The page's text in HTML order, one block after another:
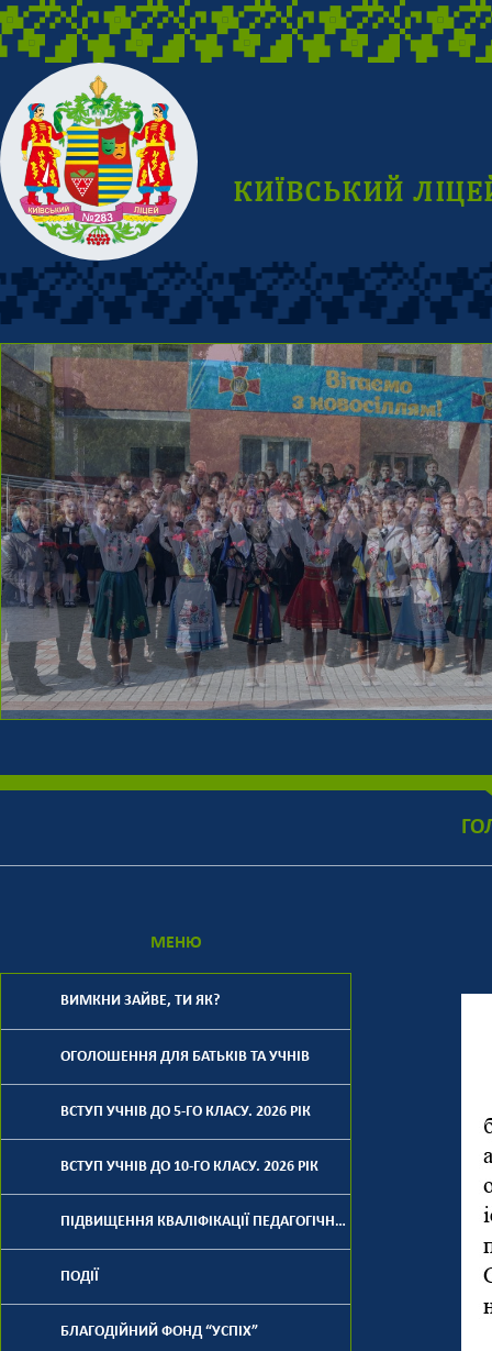
КИЇВСЬКИЙ
МЕНЮ
ВИМКНИ ЗАЙВЕ, ТИ ЯК?
ОГОЛОШЕННЯ ДЛЯ БАТЬКІВ ТА УЧНІВ
ВСТУП УЧНІВ ДО 5-ГО КЛАСУ. 2026 РІК
ВСТУП УЧНІВ ДО 10-ГО КЛАСУ. 2026 РІК
ПІДВИЩЕННЯ КВАЛІФІКАЦІЇ ПЕДАГОГІЧНИХ ПРАЦІВНИКІВ
ПОДІЇ
БЛАГОДІЙНИЙ ФОНД “УСПІХ”